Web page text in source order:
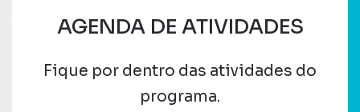
AGENDA DE ATIVIDADES
Fique por dentro das atividades do
programa.